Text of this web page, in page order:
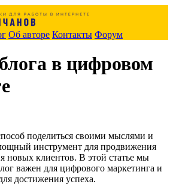
Об авторе Контакты Форум
в цифровом
поделиться своими мыслями и
инструмент для продвижения
новых клиентов. В этой статье мы
важен для цифрового маркетинга и
достижения успеха.